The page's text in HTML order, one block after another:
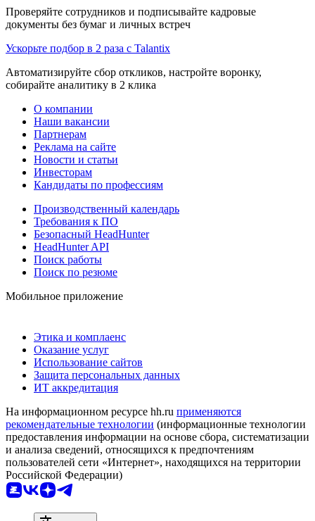
Проверяйте сотрудников и подписывайте кадровые
документы без бумаг и личных встреч
Ускорьте подбор в 2 раза с Talantix
Автоматизируйте сбор откликов, настройте воронку,
собирайте аналитику в 2 клика
О компании
Наши вакансии
Партнерам
Реклама на сайте
Новости и статьи
Инвесторам
Кандидаты по профессиям
Производственный календарь
Требования к ПО
Безопасный HeadHunter
HeadHunter API
Поиск работы
Поиск по резюме
Мобильное приложение
Этика и комплаенс
Оказание услуг
Использование сайтов
Защита персональных данных
ИТ аккредитация
На информационном ресурсе hh.ru применяются
рекомендательные технологии (информационные технологии
предоставления информации на основе сбора, систематизации
и анализа сведений, относящихся к предпочтениям
пользователей сети «Интернет», находящихся на территории
Российской Федерации)